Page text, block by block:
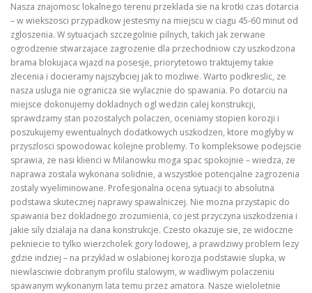
Nasza znajomosc lokalnego terenu przeklada sie na krotki czas dotarcia
– w wiekszosci przypadkow jestesmy na miejscu w ciagu 45-60 minut od
zgloszenia. W sytuacjach szczegolnie pilnych, takich jak zerwane
ogrodzenie stwarzajace zagrozenie dla przechodniow czy uszkodzona
brama blokujaca wjazd na posesje, priorytetowo traktujemy takie
zlecenia i docieramy najszybciej jak to mozliwe. Warto podkreslic, ze
nasza usluga nie ogranicza sie wylacznie do spawania. Po dotarciu na
miejsce dokonujemy dokladnych ogl wedzin calej konstrukcji,
sprawdzamy stan pozostalych polaczen, oceniamy stopien korozji i
poszukujemy ewentualnych dodatkowych uszkodzen, ktore moglyby w
przyszlosci spowodowac kolejne problemy. To kompleksowe podejscie
sprawia, ze nasi klienci w Milanowku moga spac spokojnie – wiedza, ze
naprawa zostala wykonana solidnie, a wszystkie potencjalne zagrozenia
zostaly wyeliminowane. Profesjonalna ocena sytuacji to absolutna
podstawa skutecznej naprawy spawalniczej. Nie mozna przystapic do
spawania bez dokladnego zrozumienia, co jest przyczyna uszkodzenia i
jakie sily dzialaja na dana konstrukcje. Czesto okazuje sie, ze widoczne
pekniecie to tylko wierzcholek gory lodowej, a prawdziwy problem lezy
gdzie indziej – na przyklad w oslabionej korozja podstawie slupka, w
niewlasciwie dobranym profilu stalowym, w wadliwym polaczeniu
spawanym wykonanym lata temu przez amatora. Nasze wieloletnie